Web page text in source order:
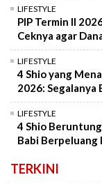
LIFESTYLE
PIP Termin II
Ceknya agar
LIFESTYLE
4 Shio yang
2026: Segalanya
LIFESTYLE
4 Shio
Babi Berpeluang
TERKINI